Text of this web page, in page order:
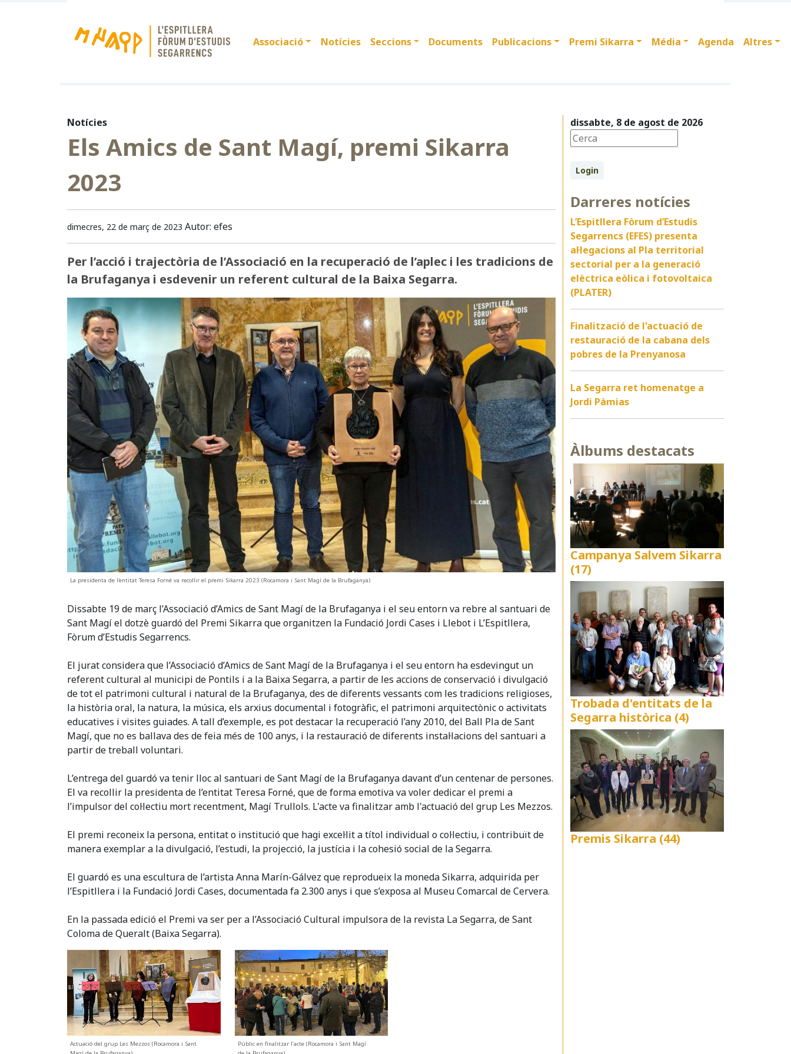
Associació Notícies Seccions Documents Publicacions Premi Sikarra Média Agenda Altres
Notícies
Els Amics de Sant Magí, premi Sikarra
2023
dimecres, 22 de març de 2023 Autor: efes
Per l’acció i trajectòria de l’Associació en la recuperació de l’aplec i les tradicions de
la Brufaganya i esdevenir un referent cultural de la Baixa Segarra.
La presidenta de l'entitat Teresa Forné va recollir el premi Sikarra 2023 (Rocamora i Sant Magí de la Brufaganya)
Dissabte 19 de març l’Associació d’Amics de Sant Magí de la Brufaganya i el seu entorn va rebre al santuari de
Sant Magí el dotzè guardó del Premi Sikarra que organitzen la Fundació Jordi Cases i Llebot i L’Espitllera,
Fòrum d’Estudis Segarrencs.
El jurat considera que l’Associació d’Amics de Sant Magí de la Brufaganya i el seu entorn ha esdevingut un
referent cultural al municipi de Pontils i a la Baixa Segarra, a partir de les accions de conservació i divulgació
de tot el patrimoni cultural i natural de la Brufaganya, des de diferents vessants com les tradicions religioses,
la història oral, la natura, la música, els arxius documental i fotogràfic, el patrimoni arquitectònic o activitats
educatives i visites guiades. A tall d’exemple, es pot destacar la recuperació l’any 2010, del Ball Pla de Sant
Magí, que no es ballava des de feia més de 100 anys, i la restauració de diferents instal·lacions del santuari a
partir de treball voluntari.
L’entrega del guardó va tenir lloc al santuari de Sant Magí de la Brufaganya davant d’un centenar de persones.
El va recollir la presidenta de l’entitat Teresa Forné, que de forma emotiva va voler dedicar el premi a
l’impulsor del col·lectiu mort recentment, Magí Trullols. L'acte va finalitzar amb l'actuació del grup Les Mezzos.
El premi reconeix la persona, entitat o institució que hagi excel·lit a títol individual o col·lectiu, i contribuït de
manera exemplar a la divulgació, l’estudi, la projecció, la justícia i la cohesió social de la Segarra.
El guardó es una escultura de l’artista Anna Marín-Gálvez que reprodueix la moneda Sikarra, adquirida per
l’Espitllera i la Fundació Jordi Cases, documentada fa 2.300 anys i que s’exposa al Museu Comarcal de Cervera.
En la passada edició el Premi va ser per a l’Associació Cultural impulsora de la revista La Segarra, de Sant
Coloma de Queralt (Baixa Segarra).
Actuació del grup Les Mezzos (Rocamora i Sant
Públic en finalitzar l'acte (Rocamora i Sant Magí
dissabte, 8 de agost de 2026
Login
Darreres notícies
L’Espitllera Fòrum d’Estudis
Segarrencs (EFES) presenta
al·legacions al Pla territorial
sectorial per a la generació
elèctrica eòlica i fotovoltaica
(PLATER)
Finalització de l'actuació de
restauració de la cabana dels
pobres de la Prenyanosa
La Segarra ret homenatge a
Jordi Pàmias
Àlbums destacats
Campanya Salvem Sikarra
(17)
Trobada d'entitats de la
Segarra històrica (4)
Premis Sikarra (44)